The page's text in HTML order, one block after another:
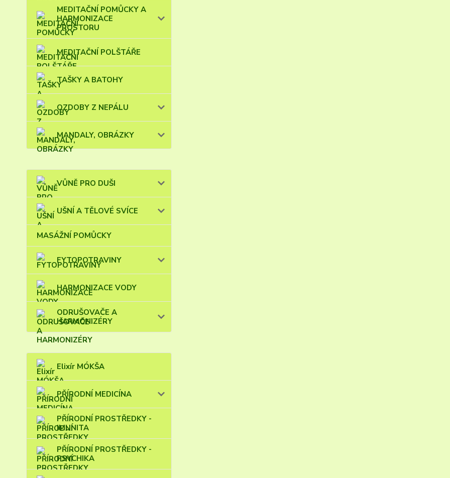
MEDITAČNÍ POMŮCKY A
HARMONIZACE
PROSTORU
MEDITAČNÍ POLŠTÁŘE
TAŠKY A BATOHY
OZDOBY Z NEPÁLU
MANDALY, OBRÁZKY
VŮNĚ PRO DUŠI
UŠNÍ A TĚLOVÉ SVÍCE
MASÁŽNÍ POMŮCKY
FYTOPOTRAVINY
HARMONIZACE VODY
ODRUŠOVAČE A
HARMONIZÉRY
Elixír MÓKŠA
PŘÍRODNÍ MEDICÍNA
PŘÍRODNÍ PROSTŘEDKY -
IMUNITA
PŘÍRODNÍ PROSTŘEDKY -
PSYCHIKA